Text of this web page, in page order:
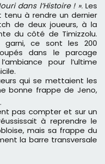
dans l’Histoire ! ». Les
tenu à rendre un dernier
de deux joueurs, à la
du côté de Timizzolu.
garni, ce sont les 200
dans le parcage
pour l’ultime
qui se mettaient les
bonne frappe de Jeno,
pas compter et sur un
à reprendre le
mais sa frappe du
la barre transversale